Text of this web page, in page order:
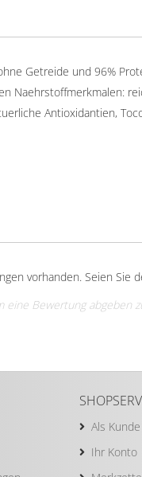
Getreide und 96%
Naehrstoffmerkmalen:
Antioxidantien,
vorhanden. Seien Sie
eine Bewertung abgeben
Als
Ihr Konto